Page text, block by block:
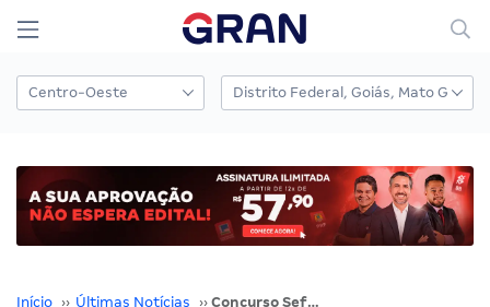
Início ›› Últimas Notícias ›› Concurso Sefaz-RR 2016 institui comissão para novo certame! Inicial pode chegar a R$ 27 mil